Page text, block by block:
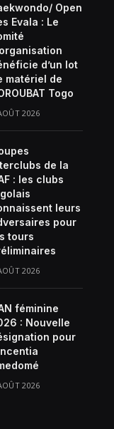
Open
Evala : Le
d’un lot
matériel de
Togo
2026
de la
: les clubs
leurs
pour
tours
2026
féminine
: Nouvelle
pour
2026